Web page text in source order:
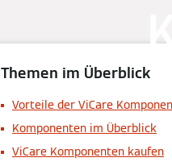
Themen im Überblick
Vorteile der ViCare
Komponenten im Überblick
ViCare Komponenten kaufen